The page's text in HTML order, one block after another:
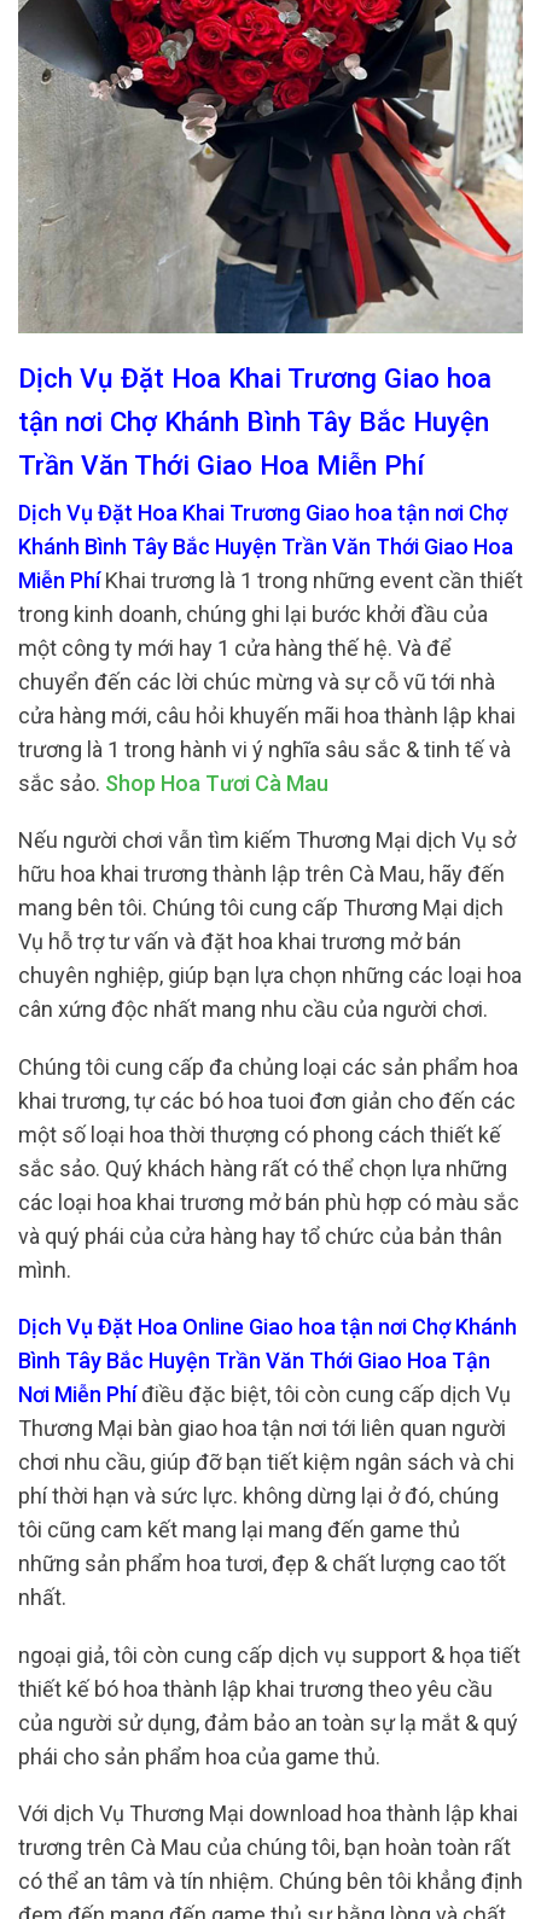
Dịch Vụ Đặt Hoa Khai Trương Giao hoa
tận nơi Chợ Khánh Bình Tây Bắc Huyện
Trần Văn Thới Giao Hoa Miễn Phí
Dịch Vụ Đặt Hoa Khai Trương Giao hoa tận nơi Chợ
Khánh Bình Tây Bắc Huyện Trần Văn Thới Giao Hoa
Miễn PhíKhai trương là 1 trong những event cần thiết
trong kinh doanh, chúng ghi lại bước khởi đầu của
một công ty mới hay 1 cửa hàng thế hệ. Và để
chuyển đến các lời chúc mừng và sự cỗ vũ tới nhà
cửa hàng mới, câu hỏi khuyến mãi hoa thành lập khai
trương là 1 trong hành vi ý nghĩa sâu sắc & tinh tế và
sắc sảo. Shop Hoa Tươi Cà Mau
Nếu người chơi vẫn tìm kiếm Thương Mại dịch Vụ sở
hữu hoa khai trương thành lập trên Cà Mau, hãy đến
mang bên tôi. Chúng tôi cung cấp Thương Mại dịch
Vụ hỗ trợ tư vấn và đặt hoa khai trương mở bán
chuyên nghiệp, giúp bạn lựa chọn những các loại hoa
cân xứng độc nhất mang nhu cầu của người chơi.
Chúng tôi cung cấp đa chủng loại các sản phẩm hoa
khai trương, tự các bó hoa tuoi đơn giản cho đến các
một số loại hoa thời thượng có phong cách thiết kế
sắc sảo. Quý khách hàng rất có thể chọn lựa những
các loại hoa khai trương mở bán phù hợp có màu sắc
và quý phái của cửa hàng hay tổ chức của bản thân
mình.
Dịch Vụ Đặt Hoa Online Giao hoa tận nơi Chợ Khánh
Bình Tây Bắc Huyện Trần Văn Thới Giao Hoa Tận
Nơi Miễn Phíđiều đặc biệt, tôi còn cung cấp dịch Vụ
Thương Mại bàn giao hoa tận nơi tới liên quan người
chơi nhu cầu, giúp đỡ bạn tiết kiệm ngân sách và chi
phí thời hạn và sức lực. không dừng lại ở đó, chúng
tôi cũng cam kết mang lại mang đến game thủ
những sản phẩm hoa tươi, đẹp & chất lượng cao tốt
nhất.
ngoại giả, tôi còn cung cấp dịch vụ support & họa tiết
thiết kế bó hoa thành lập khai trương theo yêu cầu
của người sử dụng, đảm bảo an toàn sự lạ mắt & quý
phái cho sản phẩm hoa của game thủ.
Với dịch Vụ Thương Mại download hoa thành lập khai
trương trên Cà Mau của chúng tôi, bạn hoàn toàn rất
có thể an tâm và tín nhiệm. Chúng bên tôi khẳng định